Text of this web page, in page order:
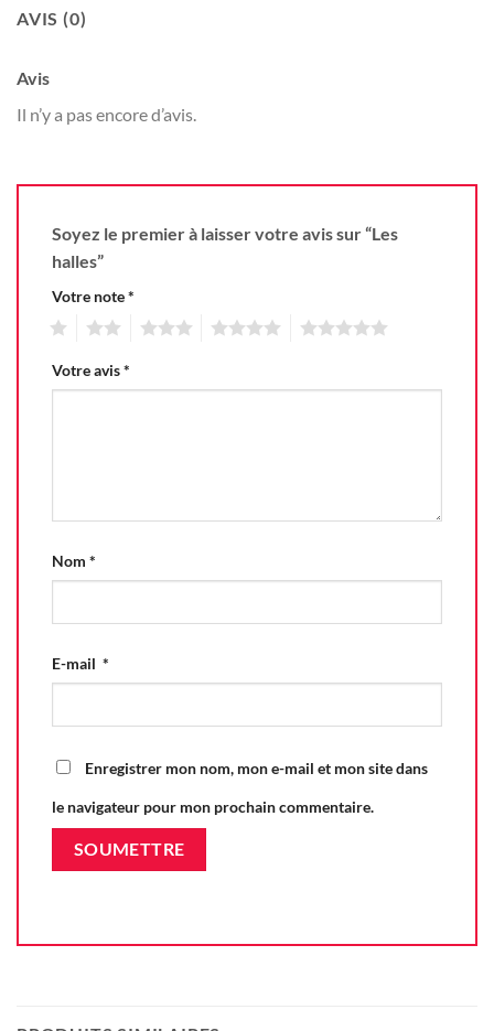
AVIS (0)
Avis
Il n’y a pas encore d’avis.
Soyez le premier à laisser votre avis sur “Les
halles”
Votre note*
Votre avis*
Nom *
E-mail *
Enregistrer mon nom, mon e-mail et mon site dans
le navigateur pour mon prochain commentaire.